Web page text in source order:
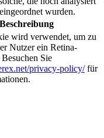
wurden.
Beschreibung
wird verwendet, um zu
Nutzer ein Retina-
Sie
privacy-policy/für